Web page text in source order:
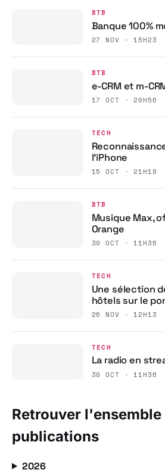
BTB
Banque 100%
27 NOV · 15H23
BTB
e-CRM et m-
17 OCT · 20H56
TECH
l’iPhone
15 OCT · 21H18
BTB
Musique Max,
Orange
30 OCT · 11H36
TECH
Une sélection
hôtels sur le
26 NOV · 12H13
TECH
La radio en
30 OCT · 11H36
Retrouver l'ensemble
publications
2026